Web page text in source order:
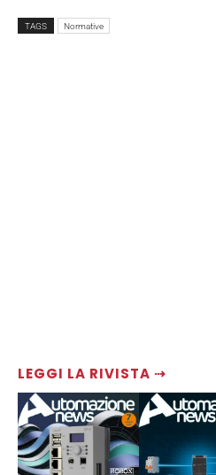
LEGGI LA RIVISTA ⇢
TAGS Normative